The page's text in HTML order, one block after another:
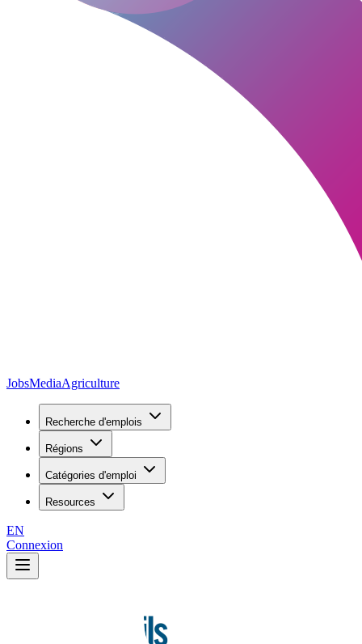
JobsMediaAgriculture
Recherche d'emplois
Régions
Catégories d'emploi
Resources
EN
Connexion